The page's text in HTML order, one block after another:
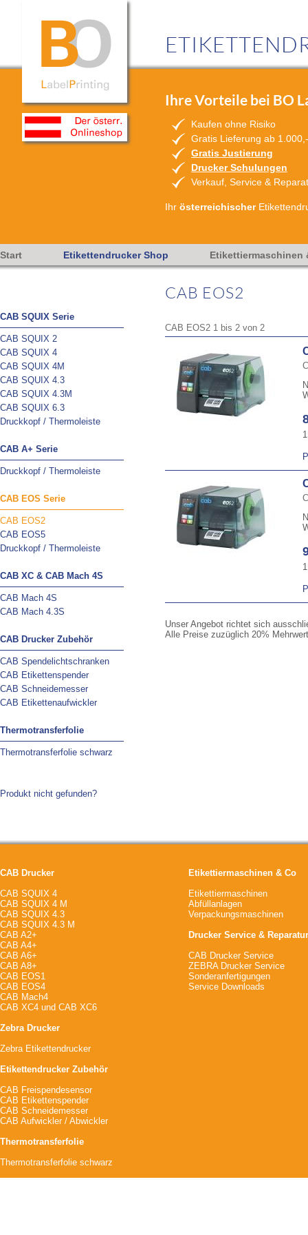
Ihre Vorteile bei BO
Kaufen ohne Risiko
Gratis Lieferung ab
Gratis Justierung
Drucker Schulungen
Verkauf, Service &
Ihr österreichischer
Start Etikettendrucker Shop Etikettiermaschinen
CAB SQUIX Serie
CAB SQUIX 2
CAB SQUIX 4
CAB SQUIX 4M
CAB SQUIX 4.3
CAB SQUIX 4.3M
CAB SQUIX 6.3
Druckkopf / Thermoleiste
CAB A+ Serie
Druckkopf / Thermoleiste
CAB EOS Serie
CAB EOS2
CAB EOS5
Druckkopf / Thermoleiste
CAB XC & CAB Mach 4S
CAB Mach 4S
CAB Mach 4.3S
CAB Drucker Zubehör
CAB Spendelichtschranken
CAB Etikettenspender
CAB Schneidemesser
CAB Etikettenaufwickler
Thermotransferfolie
Thermotransferfolie schwarz
Produkt nicht gefunden?
CAB EOS2
CAB EOS2 1 bis 2 von 2
Unser Angebot richtet sich
Alle Preise zuzüglich 20%
CAB Drucker
CAB SQUIX 4
CAB SQUIX 4 M
CAB SQUIX 4.3
CAB SQUIX 4.3 M
CAB A2+
CAB A4+
CAB A6+
CAB A8+
CAB EOS1
CAB EOS4
CAB Mach4
CAB XC4 und CAB XC6
Zebra Drucker
Zebra Etikettendrucker
Etikettendrucker Zubehör
CAB Freispendesensor
CAB Etikettenspender
CAB Schneidemesser
CAB Aufwickler / Abwickler
Thermotransferfolie
Thermotransferfolie schwarz
Etikettiermaschinen & Co
Etikettiermaschinen
Abfüllanlagen
Verpackungsmaschinen
Drucker Service &
CAB Drucker Service
ZEBRA Drucker Service
Sonderanfertigungen
Service Downloads